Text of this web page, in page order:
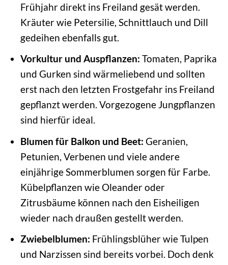
Frühjahr direkt ins Freiland gesät werden.
Kräuter wie Petersilie, Schnittlauch und Dill
gedeihen ebenfalls gut.
Vorkultur und Auspflanzen: Tomaten, Paprika
und Gurken sind wärmeliebend und sollten
erst nach den letzten Frostgefahr ins Freiland
gepflanzt werden. Vorgezogene Jungpflanzen
sind hierfür ideal.
Blumen für Balkon und Beet: Geranien,
Petunien, Verbenen und viele andere
einjährige Sommerblumen sorgen für Farbe.
Kübelpflanzen wie Oleander oder
Zitrusbäume können nach den Eisheiligen
wieder nach draußen gestellt werden.
Zwiebelblumen: Frühlingsblüher wie Tulpen
und Narzissen sind bereits vorbei. Doch denk